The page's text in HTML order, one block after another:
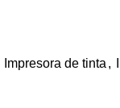
Impresora de tinta ,